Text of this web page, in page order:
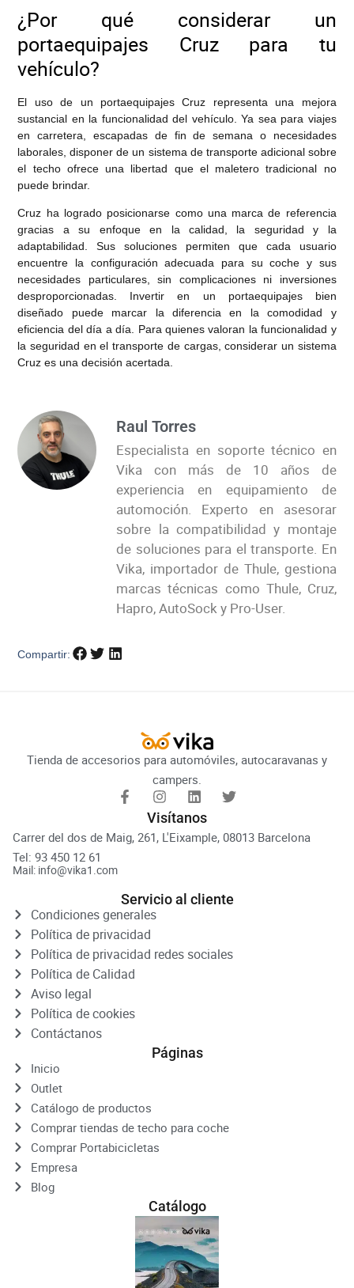
¿Por qué considerar un
portaequipajes Cruz para tu
vehículo?
El uso de un portaequipajes Cruz representa una mejora
sustancial en la funcionalidad del vehículo. Ya sea para viajes
en carretera, escapadas de fin de semana o necesidades
laborales, disponer de un sistema de transporte adicional sobre
el techo ofrece una libertad que el maletero tradicional no
puede brindar.
Cruz ha logrado posicionarse como una marca de referencia
gracias a su enfoque en la calidad, la seguridad y la
adaptabilidad. Sus soluciones permiten que cada usuario
encuentre la configuración adecuada para su coche y sus
necesidades particulares, sin complicaciones ni inversiones
desproporcionadas. Invertir en un portaequipajes bien
diseñado puede marcar la diferencia en la comodidad y
eficiencia del día a día. Para quienes valoran la funcionalidad y
la seguridad en el transporte de cargas, considerar un sistema
Cruz es una decisión acertada.
Raul Torres
Especialista en soporte técnico en
Vika con más de 10 años de
experiencia en equipamiento de
automoción. Experto en asesorar
sobre la compatibilidad y montaje
de soluciones para el transporte. En
Vika, importador de Thule, gestiona
marcas técnicas como Thule, Cruz,
Hapro, AutoSock y Pro-User.
Compartir:
Tienda de accesorios para automóviles, autocaravanas y
campers.
Visítanos
Carrer del dos de Maig, 261, L'Eixample, 08013 Barcelona
Tel: 93 450 12 61
Mail: info@vika1.com
Servicio al cliente
Condiciones generales
Política de privacidad
Política de privacidad redes sociales
Política de Calidad
Aviso legal
Política de cookies
Contáctanos
Páginas
Inicio
Outlet
Catálogo de productos
Comprar tiendas de techo para coche
Comprar Portabicicletas
Empresa
Blog
Catálogo